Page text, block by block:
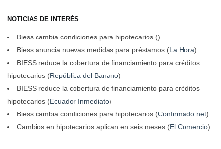
NOTICIAS DE INTERÉS
Biess cambia condiciones para hipotecarios ()
Biess anuncia nuevas medidas para préstamos (La Hora)
BIESS reduce la cobertura de financiamiento para créditos
hipotecarios (República del Banano)
BIESS reduce la cobertura de financiamiento para créditos
hipotecarios (Ecuador Inmediato)
Biess cambia condiciones para hipotecarios (Confirmado.net)
Cambios en hipotecarios aplican en seis meses (El Comercio)